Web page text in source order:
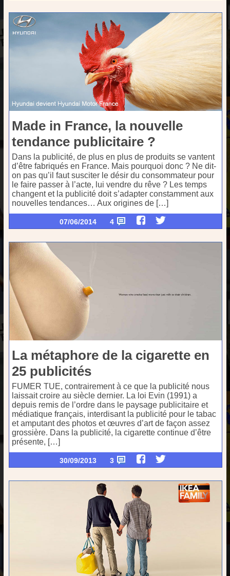
Made in France, la nouvelle
tendance publicitaire ?
Dans la publicité, de plus en plus de produits se vantent
d’être fabriqués en France. Mais pourquoi donc ? Ne dit-
on pas qu’il faut susciter le désir du consommateur pour
le faire passer à l’acte, lui vendre du rêve ? Les temps
changent et la publicité doit s’adapter constamment aux
nouvelles tendances… Aux origines de […]
07/06/2014 4
La métaphore de la cigarette en
25 publicités
FUMER TUE, contrairement à ce que la publicité nous
laissait croire au siècle dernier. La loi Evin (1991) a
depuis remis de l’ordre dans le paysage publicitaire et
médiatique français, interdisant la publicité pour le tabac
et amputant des photos et œuvres d’art de façon assez
grossière. Dans la publicité, la cigarette continue d’être
présente, […]
30/09/2013 3